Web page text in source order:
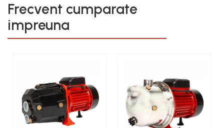
Frecvent cumparate
impreuna